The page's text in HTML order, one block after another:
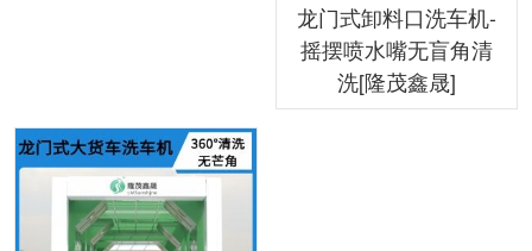
龙门式卸料口洗车机-
摇摆喷水嘴无盲角清
洗[隆茂鑫晟]